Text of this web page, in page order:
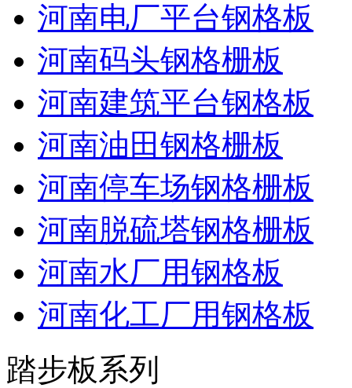
河南电厂平台钢格板
河南码头钢格栅板
河南建筑平台钢格板
河南油田钢格栅板
河南停车场钢格栅板
河南脱硫塔钢格栅板
河南水厂用钢格板
河南化工厂用钢格板
踏步板系列